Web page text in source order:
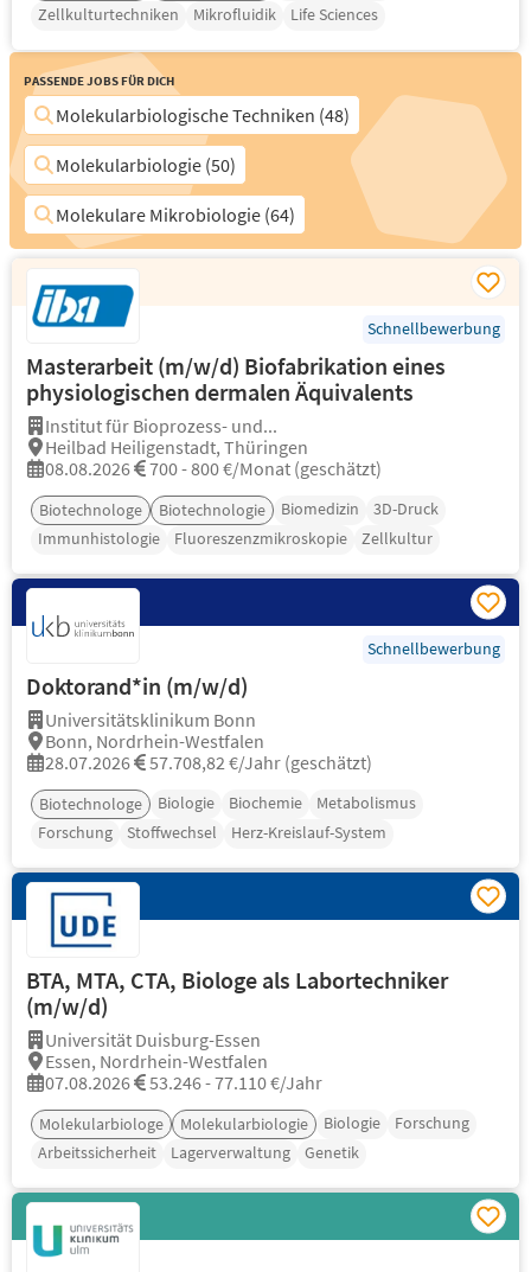
Zellkulturtechniken
Mikrofluidik Life Sciences
Passende Jobs für Dich
Molekularbiologische Techniken (48)
Molekularbiologie (50)
Molekulare Mikrobiologie (64)
Schnellbewerbung
Masterarbeit (m/w/d) Biofabrikation eines
physiologischen dermalen Äquivalents
Institut für Bioprozess- und...
Heilbad Heiligenstadt, Thüringen
08.08.2026
700 - 800 €/Monat (geschätzt)
Biotechnologe Biotechnologie Biomedizin
3D-Druck
Immunhistologie
Fluoreszenzmikroskopie Zellkultur
Schnellbewerbung
Doktorand*in (m/w/d)
Universitätsklinikum Bonn
Bonn, Nordrhein-Westfalen
28.07.2026
57.708,82 €/Jahr (geschätzt)
Biotechnologe Biologie Biochemie
Metabolismus
Forschung
Stoffwechsel Herz-Kreislauf-System
BTA, MTA, CTA, Biologe als Labortechniker
(m/w/d)
Universität Duisburg-Essen
Essen, Nordrhein-Westfalen
07.08.2026
53.246 - 77.110 €/Jahr
Molekularbiologe Molekularbiologie Biologie
Forschung
Arbeitssicherheit
Lagerverwaltung Genetik